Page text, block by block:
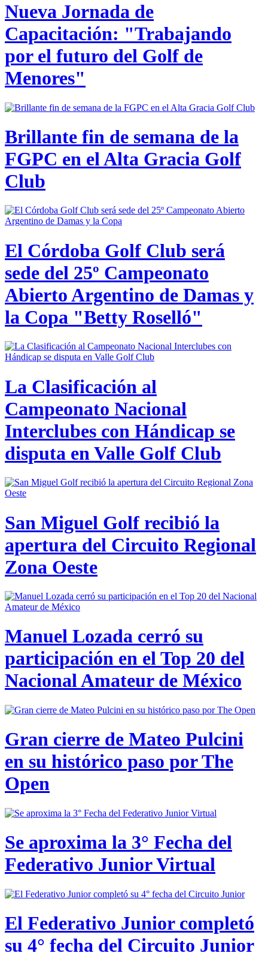
Nueva Jornada de
Capacitación: "Trabajando
por el futuro del Golf de
Menores"
Brillante fin de semana de la
FGPC en el Alta Gracia Golf
Club
El Córdoba Golf Club será
sede del 25º Campeonato
Abierto Argentino de Damas y
la Copa "Betty Roselló"
La Clasificación al
Campeonato Nacional
Interclubes con Hándicap se
disputa en Valle Golf Club
San Miguel Golf recibió la
apertura del Circuito Regional
Zona Oeste
Manuel Lozada cerró su
participación en el Top 20 del
Nacional Amateur de México
Gran cierre de Mateo Pulcini
en su histórico paso por The
Open
Se aproxima la 3° Fecha del
Federativo Junior Virtual
El Federativo Junior completó
su 4° fecha del Circuito Junior